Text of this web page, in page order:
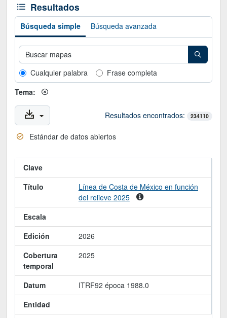
Resultados
Búsqueda simple Búsqueda avanzada
Cualquier palabra
Frase completa
Tema:
Resultados encontrados: 234110
Estándar de datos abiertos
Clave
Título
Línea de Costa de México en función
del relieve 2025
Escala
Edición
2026
Cobertura
temporal
2025
Datum
ITRF92 época 1988.0
Entidad